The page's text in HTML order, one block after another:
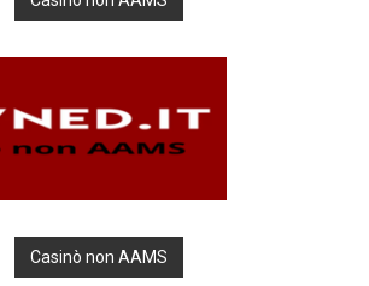
Casinò non AAMS